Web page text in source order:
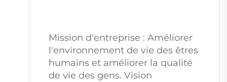
Mission d'entreprise : Améliorer
l'environnement de vie des êtres
humains et améliorer la qualité
de vie des gens. Vision